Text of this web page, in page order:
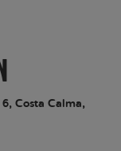
Costa Calma,